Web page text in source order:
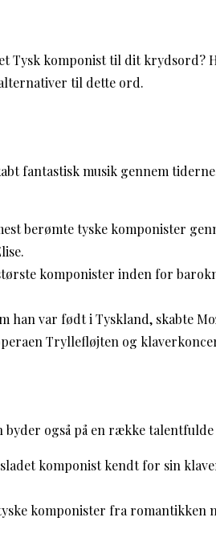
Tysk komponist til dit krydsord?
til dette ord.
fantastisk musik gennem
berømte tyske komponister
komponister inden for
han var født i Tyskland, skabte
Tryllefløjten og
også på en række
komponist kendt for sin
komponister fra romantikken